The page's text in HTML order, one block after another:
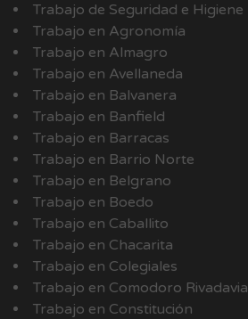
Trabajo de Seguridad e Higiene
Trabajo en Agronomía
Trabajo en Almagro
Trabajo en Avellaneda
Trabajo en Balvanera
Trabajo en Banfield
Trabajo en Barracas
Trabajo en Barrio Norte
Trabajo en Belgrano
Trabajo en Boedo
Trabajo en Caballito
Trabajo en Chacarita
Trabajo en Colegiales
Trabajo en Comodoro Rivadavia
Trabajo en Constitución